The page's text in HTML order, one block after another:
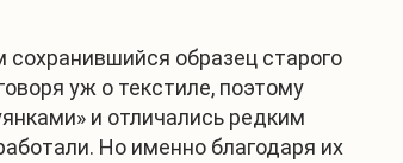
образец старого
уж о текстиле, поэтому
и отличались редким
Но именно благодаря их